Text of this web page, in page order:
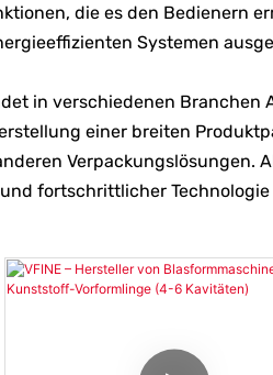
die es den Bedienern
Systemen
in verschiedenen
einer breiten
Verpackungslösungen.
fortschrittlicher